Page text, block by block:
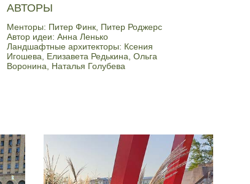
АВТОРЫ
Менторы: Питер Финк, Питер Роджерс
Автор идеи: Анна Ленько
Ландшафтные архитекторы: Ксения
Игошева, Елизавета Редькина, Ольга
Воронина, Наталья Голубева